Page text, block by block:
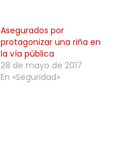
Asegurados por
protagonizar una riña en
la vía pública
28 de mayo de 2017
En «Seguridad»